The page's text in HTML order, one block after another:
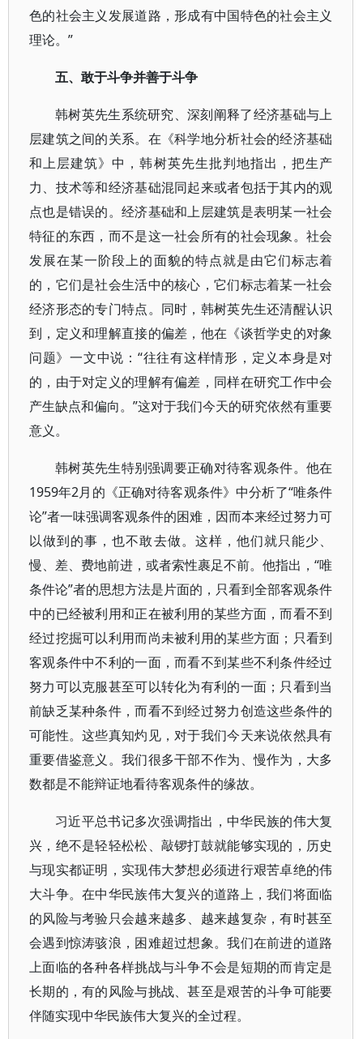
色的社会主义发展道路，形成有中国特色的社会主义
理论。”
五、敢于斗争并善于斗争
韩树英先生系统研究、深刻阐释了经济基础与上
层建筑之间的关系。在《科学地分析社会的经济基础
和上层建筑》中，韩树英先生批判地指出，把生产
力、技术等和经济基础混同起来或者包括于其内的观
点也是错误的。经济基础和上层建筑是表明某一社会
特征的东西，而不是这一社会所有的社会现象。社会
发展在某一阶段上的面貌的特点就是由它们标志着
的，它们是社会生活中的核心，它们标志着某一社会
经济形态的专门特点。同时，韩树英先生还清醒认识
到，定义和理解直接的偏差，他在《谈哲学史的对象
问题》一文中说：“往往有这样情形，定义本身是对
的，由于对定义的理解有偏差，同样在研究工作中会
产生缺点和偏向。”这对于我们今天的研究依然有重要
意义。
韩树英先生特别强调要正确对待客观条件。他在
1959年2月的《正确对待客观条件》中分析了“唯条件
论”者一味强调客观条件的困难，因而本来经过努力可
以做到的事，也不敢去做。这样，他们就只能少、
慢、差、费地前进，或者索性裹足不前。他指出，“唯
条件论”者的思想方法是片面的，只看到全部客观条件
中的已经被利用和正在被利用的某些方面，而看不到
经过挖掘可以利用而尚未被利用的某些方面；只看到
客观条件中不利的一面，而看不到某些不利条件经过
努力可以克服甚至可以转化为有利的一面；只看到当
前缺乏某种条件，而看不到经过努力创造这些条件的
可能性。这些真知灼见，对于我们今天来说依然具有
重要借鉴意义。我们很多干部不作为、慢作为，大多
数都是不能辩证地看待客观条件的缘故。
习近平总书记多次强调指出，中华民族的伟大复
兴，绝不是轻轻松松、敲锣打鼓就能够实现的，历史
与现实都证明，实现伟大梦想必须进行艰苦卓绝的伟
大斗争。在中华民族伟大复兴的道路上，我们将面临
的风险与考验只会越来越多、越来越复杂，有时甚至
会遇到惊涛骇浪，困难超过想象。我们在前进的道路
上面临的各种各样挑战与斗争不会是短期的而肯定是
长期的，有的风险与挑战、甚至是艰苦的斗争可能要
伴随实现中华民族伟大复兴的全过程。